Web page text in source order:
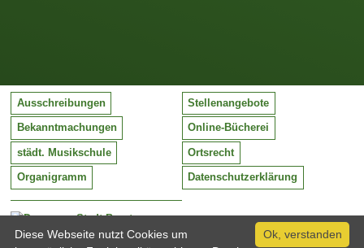
Stadt Barntrup
Mittelstraße 38
Ausschreibungen Stellenangebote
Bekanntmachungen Online-Bücherei
städt. Musikschule Ortsrecht
Organigramm Datenschutzerklärung
Ok, verstanden
Diese Webseite nutzt Cookies um